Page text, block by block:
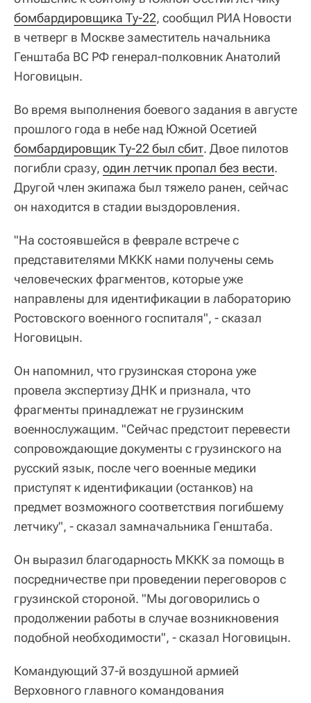
бомбардировщика Ту-22, сообщил РИА Новости
в четверг в Москве заместитель начальника
Генштаба ВС РФ генерал-полковник Анатолий
Ноговицын.
Во время выполнения боевого задания в августе
прошлого года в небе над Южной Осетией
бомбардировщик Ту-22 был сбит. Двое пилотов
погибли сразу, один летчик пропал без вести.
Другой член экипажа был тяжело ранен, сейчас
он находится в стадии выздоровления.
"На состоявшейся в феврале встрече с
представителями МККК нами получены семь
человеческих фрагментов, которые уже
направлены для идентификации в лабораторию
Ростовского военного госпиталя", - сказал
Ноговицын.
Он напомнил, что грузинская сторона уже
провела экспертизу ДНК и признала, что
фрагменты принадлежат не грузинским
военнослужащим. "Сейчас предстоит перевести
сопровождающие документы с грузинского на
русский язык, после чего военные медики
приступят к идентификации (останков) на
предмет возможного соответствия погибшему
летчику", - сказал замначальника Генштаба.
Он выразил благодарность МККК за помощь в
посредничестве при проведении переговоров с
грузинской стороной. "Мы договорились о
продолжении работы в случае возникновения
подобной необходимости", - сказал Ноговицын.
Командующий 37-й воздушной армией
Верховного главного командования